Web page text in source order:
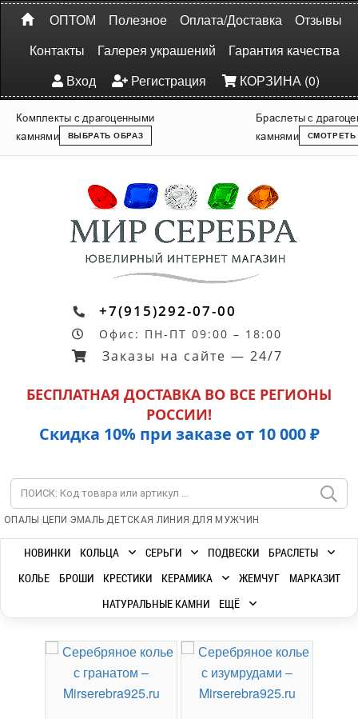
ОПТОМ Полезное Оплата/Доставка
Отзывы
Контакты
Галерея украшений
Гарантия качества
Вход
Регистрация КОРЗИНА (0)
Комплекты с драгоценными
камнями
ВЫБРАТЬ ОБРАЗ
Браслеты с
камнями
СМОТРЕТЬ
+7(915)292-07-00
Офис: ПН-ПТ 09:00 – 18:00
Заказы на сайте — 24/7
БЕСПЛАТНАЯ ДОСТАВКА ВО ВСЕ РЕГИОНЫ
РОССИИ!
Скидка 10% при заказе от 10 000 ₽
ОПАЛЫ | ЦЕПИ |ЭМАЛЬ|ДЕТСКАЯ ЛИНИЯ |ДЛЯ МУЖЧИН
НОВИНКИ КОЛЬЦА СЕРЬГИ ПОДВЕСКИ
БРАСЛЕТЫ
КОЛЬЕ
БРОШИ КРЕСТИКИ КЕРАМИКА ЖЕМЧУГ
МАРКАЗИТ
НАТУРАЛЬНЫЕ КАМНИ
ЕЩЁ